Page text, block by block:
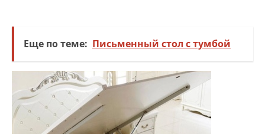
Еще по теме: Письменный стол с тумбой